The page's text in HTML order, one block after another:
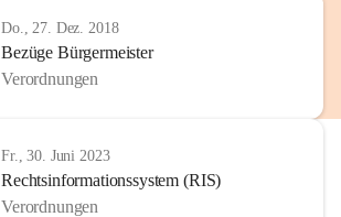
Do., 27. Dez. 2018
Bezüge Bürgermeister
Verordnungen
Fr., 30. Juni 2023
Rechtsinformationssystem (RIS)
Verordnungen